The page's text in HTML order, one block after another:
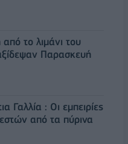
το λιμάνι του
Παρασκευή
Γαλλία : Οι εμπειρίες
από τα πύρινα